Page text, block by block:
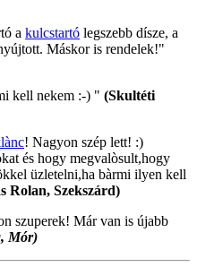
a kulcstartó legszebb dísze, a
Máskor is rendelek!"
kell nekem :-) " (Skultéti
! Nagyon szép lett! :)
és hogy megvalòsult,hogy
üzletelni,ha bàrmi ilyen kell
Rolan, Szekszárd)
szuperek! Már van is újabb
Mór)